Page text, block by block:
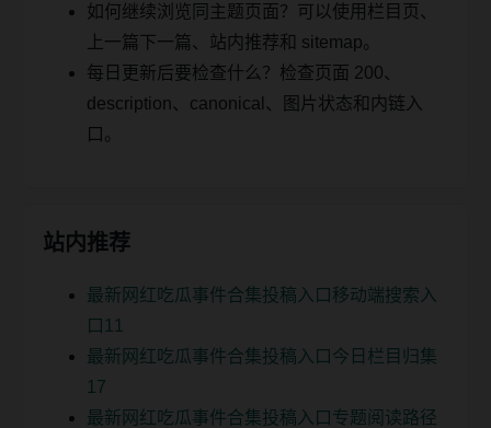
如何继续浏览同主题页面？可以使用栏目页、
上一篇下一篇、站内推荐和 sitemap。
每日更新后要检查什么？检查页面 200、
description、canonical、图片状态和内链入
口。
站内推荐
最新网红吃瓜事件合集投稿入口移动端搜索入
口11
最新网红吃瓜事件合集投稿入口今日栏目归集
17
最新网红吃瓜事件合集投稿入口专题阅读路径